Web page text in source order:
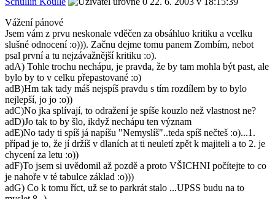
Vážení pánové
Jsem vám z prvu neskonale vděčen za obsáhluo kritiku a vcelku
slušné odnocení :o))). Začnu dejme tomu panem Zombím, nebot
psal první a tu nejzávažnější kritiku :o).
adA) Tohle trochu nechápu, je pravda, že by tam mohla být past, ale
bylo by to v celku přepastované :o)
adB)Hm tak tady máš nejspíš pravdu s tím rozdílem by to bylo
nejlepší, jo jo :o))
adC)No jka splívají, to odražení je spíše kouzlo než vlastnost ne?
adD)Jo tak to by šlo, ikdyž nechápu ten význam
adE)No tady ti spíš já napíšu "Nemyslíš"..teda spíš nečteš :o)...1.
případ je to, že jí držíš v dlaních at ti neuletí zpět k majiteli a to 2. je
chycení za letu :o))
adF)To jsem si uvědomil až pozdě a proto VŠICHNI počítejte to co
je nahoře v té tabulce základ :o)))
adG) Co k tomu říct, už se to parkrát stalo ...UPSS budu na to